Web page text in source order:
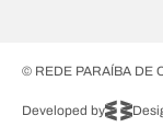
© REDE PARAÍBA DE
Developed by